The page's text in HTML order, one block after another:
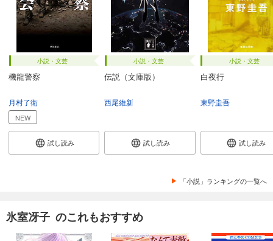
小説・文芸
機龍警察
月村了衛
NEW
試し読み
小説・文芸
伝説（文庫版）
西尾維新
試し読み
小説・文芸
白夜行
東野圭吾
試し読み
「小説」ランキングの一覧へ
氷室冴子 のこれもおすすめ